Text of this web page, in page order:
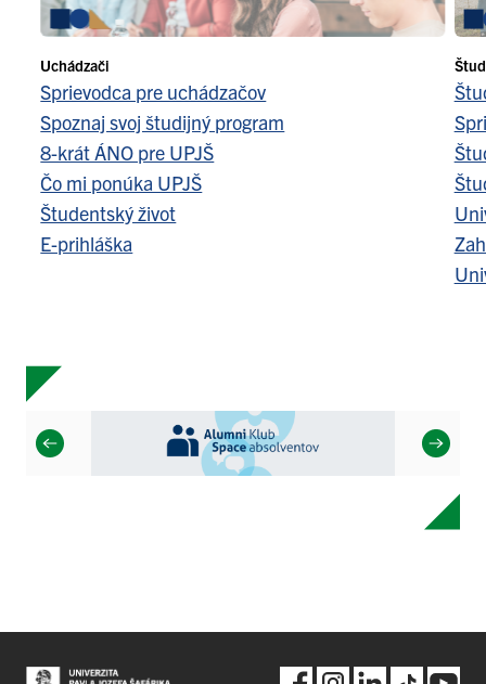
Uchádzači
Sprievodca pre uchádzačov
Spoznaj svoj študijný program
8-krát ÁNO pre UPJŠ
Čo mi ponúka UPJŠ
Študentský život
E-prihláška